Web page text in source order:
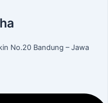
No.20 Bandung – Jawa